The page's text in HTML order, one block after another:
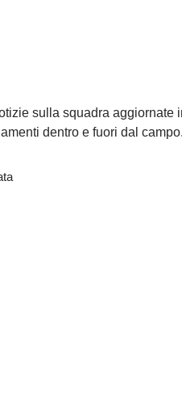
sulla squadra aggiornate
dentro e fuori dal campo.